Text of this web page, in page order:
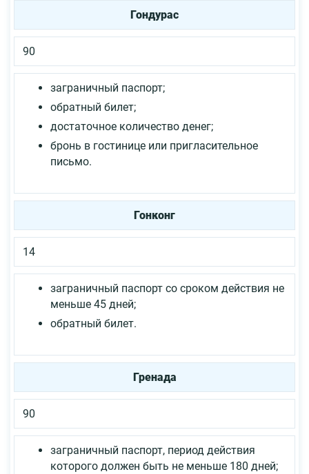
Гондурас
90
заграничный паспорт;
обратный билет;
достаточное количество денег;
бронь в гостинице или пригласительное
письмо.
Гонконг
14
заграничный паспорт со сроком действия не
меньше 45 дней;
обратный билет.
Гренада
90
заграничный паспорт, период действия
которого должен быть не меньше 180 дней;